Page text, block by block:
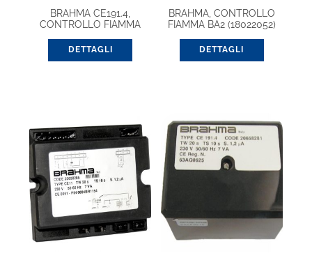
BRAHMA CE191.4,
CONTROLLO FIAMMA
DETTAGLI
BRAHMA, CONTROLLO
FIAMMA BA2 (18022052)
DETTAGLI